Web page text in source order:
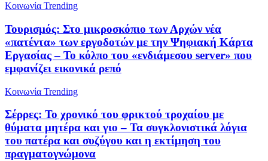
Κοινωνία Trending
Τουρισμός: Στο μικροσκόπιο των Αρχών νέα
«πατέντα» των εργοδοτών με την Ψηφιακή Κάρτα
Εργασίας – Το κόλπο του «ενδιάμεσου server» που
εμφανίζει εικονικά ρεπό
Κοινωνία Trending
Σέρρες: Το χρονικό του φρικτού τροχαίου με
θύματα μητέρα και γιο – Τα συγκλονιστικά λόγια
του πατέρα και συζύγου και η εκτίμηση του
πραγματογνώμονα